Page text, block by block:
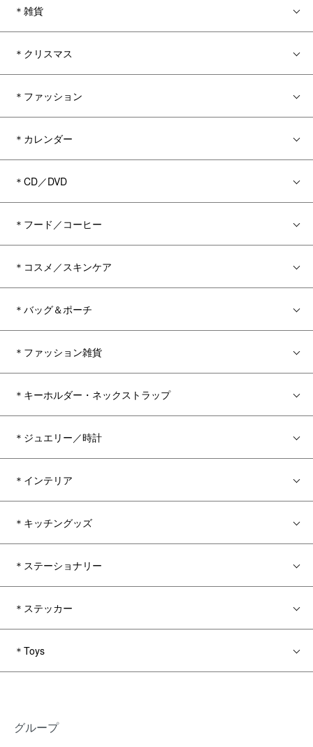
＊雑貨
＊クリスマス
＊ファッション
＊カレンダー
＊CD／DVD
＊フード／コーヒー
＊コスメ／スキンケア
＊バッグ＆ポーチ
＊ファッション雑貨
＊キーホルダー・ネックストラップ
＊ジュエリー／時計
＊インテリア
＊キッチングッズ
＊ステーショナリー
＊ステッカー
＊Toys
グループ